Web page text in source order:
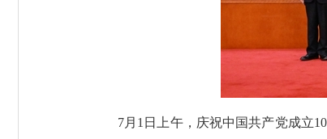
7月1日上午，庆祝中国共产党成立